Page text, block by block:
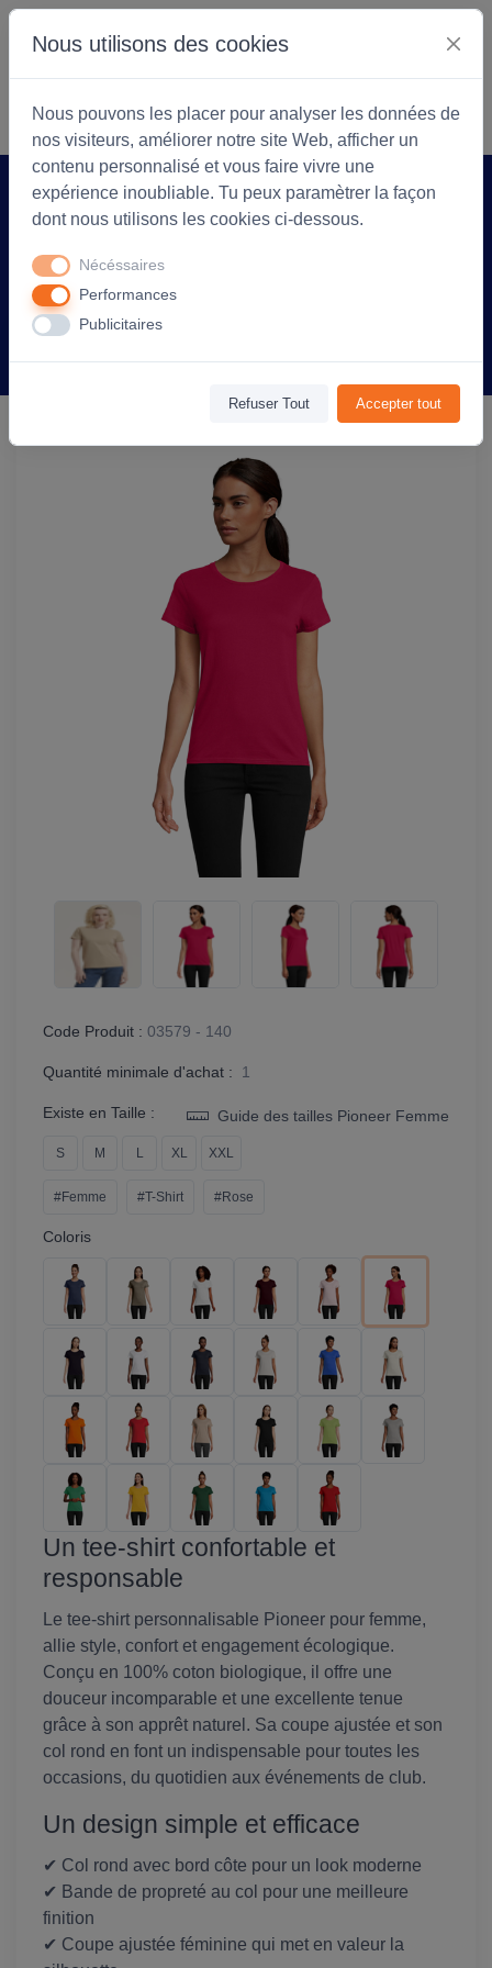
S'identifier Commencer
Accueil Coopérarock Produit
175g col rond - Femme - Fuchsia
Code Produit : 03579 - 140
Quantité minimale d'achat : 1
Existe en Taille : Guide des tailles Pioneer Femme
S M L XL XXL
#Femme #T-Shirt #Rose
Coloris
Un tee-shirt confortable et
responsable
Le tee-shirt personnalisable Pioneer pour femme,
allie style, confort et engagement écologique.
Conçu en 100% coton biologique, il offre une
douceur incomparable et une excellente tenue
grâce à son apprêt naturel. Sa coupe ajustée et son
col rond en font un indispensable pour toutes les
occasions, du quotidien aux événements de club.
Un design simple et efficace
✔ Col rond avec bord côte pour un look moderne
✔ Bande de propreté au col pour une meilleure
finition
✔ Coupe ajustée féminine qui met en valeur la
Nous utilisons des cookies
Nous pouvons les placer pour analyser les données de
nos visiteurs, améliorer notre site Web, afficher un
contenu personnalisé et vous faire vivre une
expérience inoubliable. Tu peux paramètrer la façon
dont nous utilisons les cookies ci-dessous.
Nécéssaires
Performances
Publicitaires
Refuser Tout Accepter tout